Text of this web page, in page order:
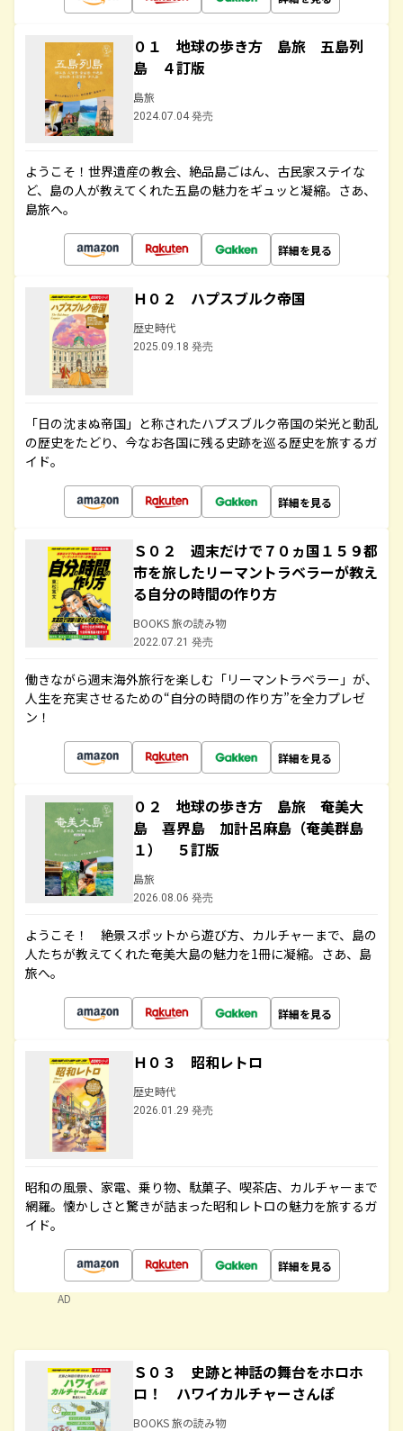
０１ 地球の歩き方 島旅 五島列
島 ４訂版
島旅
2024.07.04 発売
ようこそ！世界遺産の教会、絶品島ごはん、古民家ステイな
ど、島の人が教えてくれた五島の魅力をギュッと凝縮。さあ、
島旅へ。
詳細を見る
Ｈ０２ ハプスブルク帝国
歴史時代
2025.09.18 発売
「日の沈まぬ帝国」と称されたハプスブルク帝国の栄光と動乱
の歴史をたどり、今なお各国に残る史跡を巡る歴史を旅するガ
イド。
詳細を見る
Ｓ０２ 週末だけで７０ヵ国１５９都
市を旅したリーマントラベラーが教え
る自分の時間の作り方
BOOKS 旅の読み物
2022.07.21 発売
働きながら週末海外旅行を楽しむ「リーマントラベラー」が、
人生を充実させるための“自分の時間の作り方”を全力プレゼ
ン！
詳細を見る
０２ 地球の歩き方 島旅 奄美大
島 喜界島 加計呂麻島（奄美群島
１） ５訂版
島旅
2026.08.06 発売
ようこそ！ 絶景スポットから遊び方、カルチャーまで、島の
人たちが教えてくれた奄美大島の魅力を1冊に凝縮。さあ、島
旅へ。
詳細を見る
Ｈ０３ 昭和レトロ
歴史時代
2026.01.29 発売
昭和の風景、家電、乗り物、駄菓子、喫茶店、カルチャーまで
網羅。懐かしさと驚きが詰まった昭和レトロの魅力を旅するガ
イド。
詳細を見る
AD
Ｓ０３ 史跡と神話の舞台をホロホ
ロ！ ハワイカルチャーさんぽ
BOOKS 旅の読み物